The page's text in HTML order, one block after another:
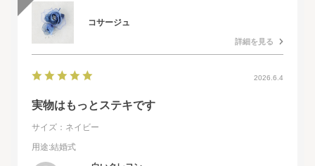
コサージュ
詳細を見る
2026.6.4
実物はもっとステキです
サイズ：ネイビー
用途:結婚式